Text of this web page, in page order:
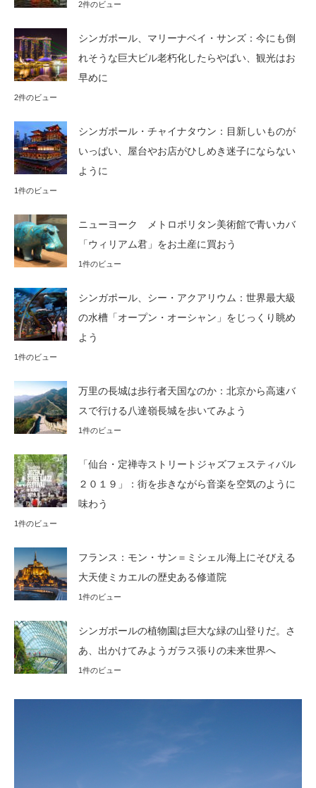
2件のビュー
シンガポール、マリーナベイ・サンズ：今にも倒
れそうな巨大ビル老朽化したらやばい、観光はお
早めに
2件のビュー
シンガポール・チャイナタウン：目新しいものが
いっぱい、屋台やお店がひしめき迷子にならない
ように
1件のビュー
ニューヨーク メトロポリタン美術館で青いカバ
「ウィリアム君」をお土産に買おう
1件のビュー
シンガポール、シー・アクアリウム：世界最大級
の水槽「オープン・オーシャン」をじっくり眺め
よう
1件のビュー
万里の長城は歩行者天国なのか：北京から高速バ
スで行ける八達嶺長城を歩いてみよう
1件のビュー
「仙台・定禅寺ストリートジャズフェスティバル
２０１９」：街を歩きながら音楽を空気のように
味わう
1件のビュー
フランス：モン・サン＝ミシェル海上にそびえる
大天使ミカエルの歴史ある修道院
1件のビュー
シンガポールの植物園は巨大な緑の山登りだ。さ
あ、出かけてみようガラス張りの未来世界へ
1件のビュー